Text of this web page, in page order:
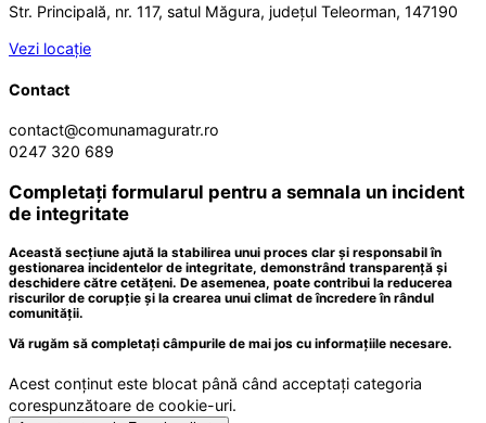
Str. Principală, nr. 117, satul Măgura, județul Teleorman, 147190
Vezi locație
Contact
contact@comunamaguratr.ro
0247 320 689
Completați formularul pentru a semnala un incident
de integritate
Această secțiune ajută la stabilirea unui proces clar și responsabil în
gestionarea incidentelor de integritate, demonstrând transparență și
deschidere către cetățeni. De asemenea, poate contribui la reducerea
riscurilor de corupție și la crearea unui climat de încredere în rândul
comunității.
Vă rugăm să completați câmpurile de mai jos cu informațiile necesare.
Acest conținut este blocat până când acceptați categoria
corespunzătoare de cookie-uri.